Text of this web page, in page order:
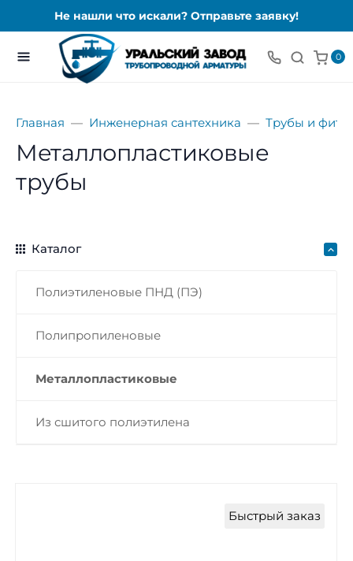
Не нашли что искали? Отправьте заявку!
0
Главная Инженерная сантехника Трубы и
Металлопластиковые
трубы
Каталог
Полиэтиленовые ПНД (ПЭ)
Полипропиленовые
Металлопластиковые
Из сшитого полиэтилена
Быстрый заказ